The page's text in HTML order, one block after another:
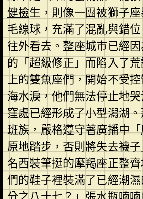
健檢生，則像一團被獅子
毛線球，充滿了混亂與錯位
往外看去。整座城市已經
的「超級修正」而陷入了
上的雙魚座們，開始不受
海水淚，他們無法停止地
窪處已經形成了小型潟湖
班族，嚴格遵守著廣播中
原地踏步，否則將失去襪
名西裝筆挺的摩羯座正整
們的鞋子裡裝滿了已經潮